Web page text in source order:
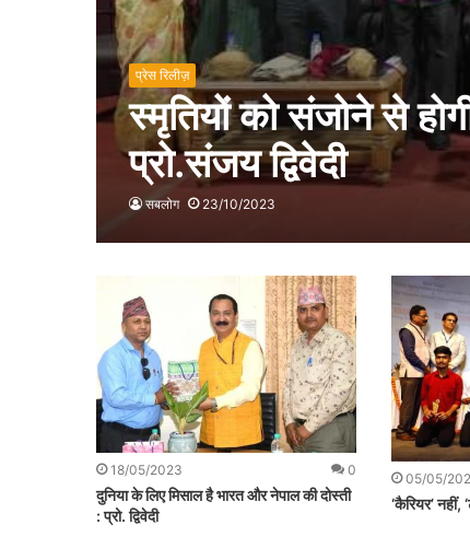
प्रेस रिलीज़
स्मृतियों को संजोने से
प्रो.संजय द्विवेदी
सबलोग 23/10/2023
18/05/2023 0
दुनिया के लिए मिसाल है भारत और नेपाल की दोस्ती
: प्रो. द्विवेदी
05/05/
‘कैरियर’ नहीं,